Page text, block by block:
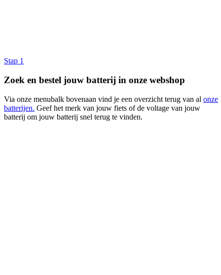
Stap 1
Zoek en bestel jouw batterij in onze webshop
Via onze menubalk bovenaan vind je een overzicht terug van al onze
batterijen. Geef het merk van jouw fiets of de voltage van jouw
batterij om jouw batterij snel terug te vinden.